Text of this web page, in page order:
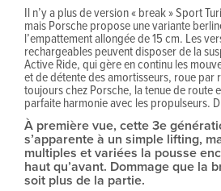
Il n’y a plus de version « break » Sport
mais Porsche propose une variante
l’empattement allongée de 15 cm. Les
rechargeables peuvent disposer de la
Active Ride, qui gère en continu les
et de détente des amortisseurs, roue par
toujours chez Porsche, la tenue de route
parfaite harmonie avec les propulseurs.
À première vue, cette 3e
s’apparente à un simple lifting,
multiples et variées la pousse
haut qu’avant. Dommage que la
soit plus de la partie.